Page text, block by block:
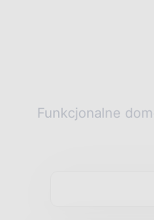
Funkcjonalne